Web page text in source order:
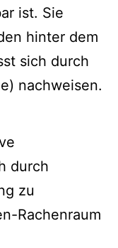
ist. Sie
hinter dem
sich durch
nachweisen.
durch
zu
Rachenraum